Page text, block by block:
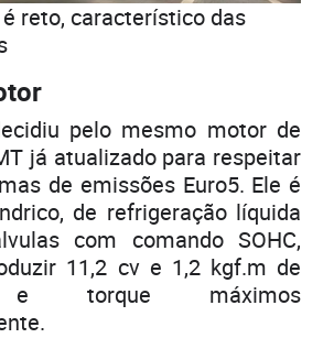
é reto, característico das
pelo mesmo motor de
já atualizado para respeitar
de emissões Euro5. Ele é
de refrigeração líquida
com comando SOHC,
11,2 cv e 1,2 kgf.m de
e torque máximos